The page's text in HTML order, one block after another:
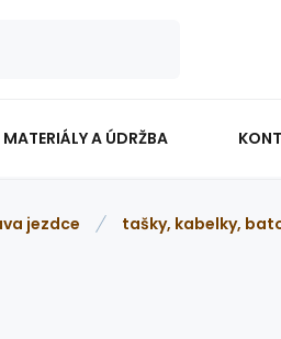
MATERIÁLY A ÚDRŽBA
jezdce tašky, kabelky,